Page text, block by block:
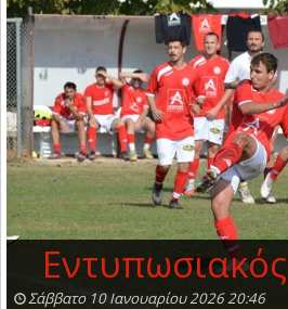
Σάββατο 10 Ιανουαρίου 2026 20:46